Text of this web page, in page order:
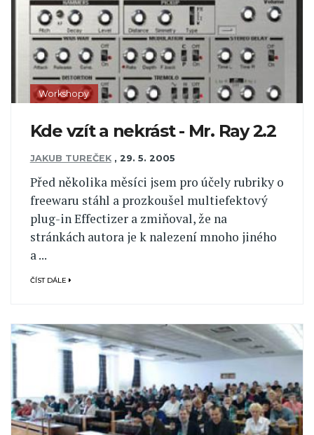
Workshopy
Kde vzít a nekrást - Mr. Ray 2.2
JAKUB TUREČEK , 29. 5. 2005
Před několika měsíci jsem pro účely rubriky o
freewaru stáhl a prozkoušel multiefektový
plug-in Effectizer a zmiňoval, že na
stránkách autora je k nalezení mnoho jiného
a ...
ČÍST DÁLE